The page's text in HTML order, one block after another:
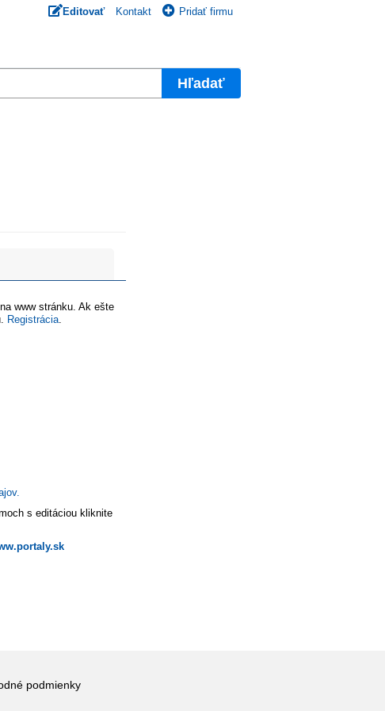
Editovať Kontakt Pridať firmu
Hľadať
www stránku. Ak ešte
Registrácia
s editáciou kliknite
podmienky